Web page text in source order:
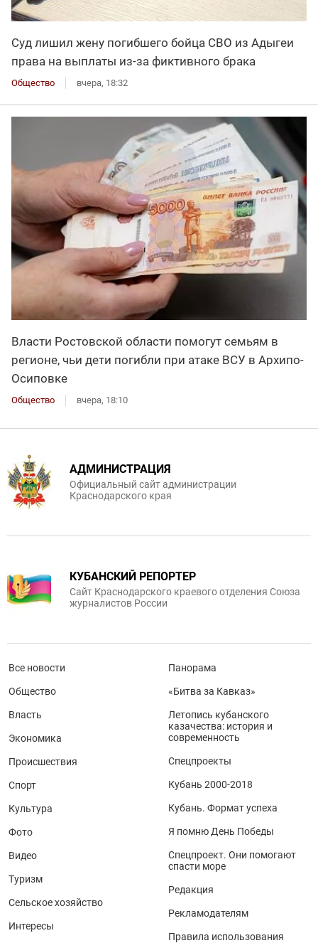
Суд лишил жену погибшего бойца СВО из Адыгеи
права на выплаты из-за фиктивного брака
Общество вчера, 18:32
Власти Ростовской области помогут семьям в
регионе, чьи дети погибли при атаке ВСУ в Архипо-
Осиповке
Общество вчера, 18:10
АДМИНИСТРАЦИЯ
Официальный сайт администрации
Краснодарского края
КУБАНСКИЙ РЕПОРТЕР
Сайт Краснодарского краевого отделения Союза
журналистов России
Все новости
Общество
Власть
Экономика
Происшествия
Спорт
Культура
Фото
Видео
Туризм
Сельское хозяйство
Интересы
Панорама
«Битва за Кавказ»
Летопись кубанского
казачества: история и
современность
Спецпроекты
Кубань 2000-2018
Кубань. Формат успеха
Я помню День Победы
Спецпроект. Они помогают
спасти море
Редакция
Рекламодателям
Правила использования